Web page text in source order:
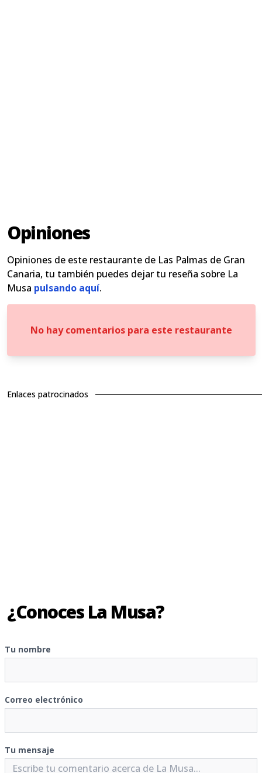
Opiniones
Opiniones de este restaurante de Las Palmas de Gran
Canaria, tu también puedes dejar tu reseña sobre La
Musa pulsando aquí.
No hay comentarios para este restaurante
Enlaces patrocinados
¿Conoces La Musa?
Tu nombre
Correo electrónico
Tu mensaje